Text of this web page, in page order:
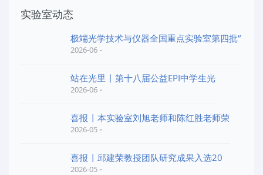
实验室动态
极端光学技术与仪器全国重点实验室第四批“
2026-06
站在光里 | 第十八届公益EPI中学生光
2026-06
喜报 | 本实验室刘旭老师和陈红胜老师荣
2026-05
喜报 | 邱建荣教授团队研究成果入选20
2026-05